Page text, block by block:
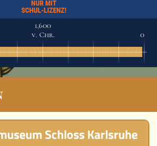
1,600
v. Chr.
0
EreignisseSchloss Karlsruhe